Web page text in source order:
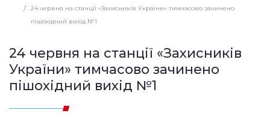
24 червня на станції «Захисників України» тимчасово зачинено
пішохідний вихід №1
24 червня на станції «Захисників
України» тимчасово зачинено
пішохідний вихід №1